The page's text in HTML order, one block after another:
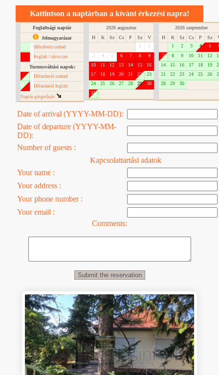
Kattintson a naptárban a kívánt érkezési napra!
Foglaltsági naptár
Jelmagyarázat
(Részben) szabad
Foglalt / zárva tart
Turnusváltási napok:
Délutántól szabad
Délutántól foglalt
Naptár görgetôsáv
2026 augusztus
H
K Sz Cs P Sz
V
1
2
3
4 5 6 7 8
9
10
11 12 13 14 15
16
17
18 19 20 21 22
23
24
25 26 27 28 29
30
31
2026 szeptember
H
K Sz Cs P Sz
1
2 3 4 5
7
8 9 10 11 12
14
15 16 17 18 19
21
22 23 24 25 26
28
29 30
Date of arrival (YYYY-MM-DD):
Date of departure (YYYY-MM-
DD):
Number of guests :
Kapcsolattartási adatok
Your name :
Your address :
Your phone number :
Your email :
Comments: